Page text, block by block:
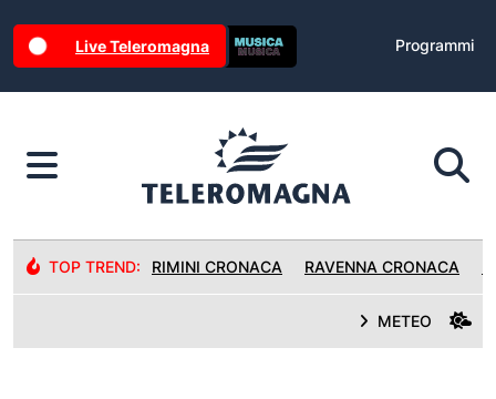
Live Teleromagna Programmi
TOP TREND: RIMINI CRONACA RAVENNA CRONACA
METEO